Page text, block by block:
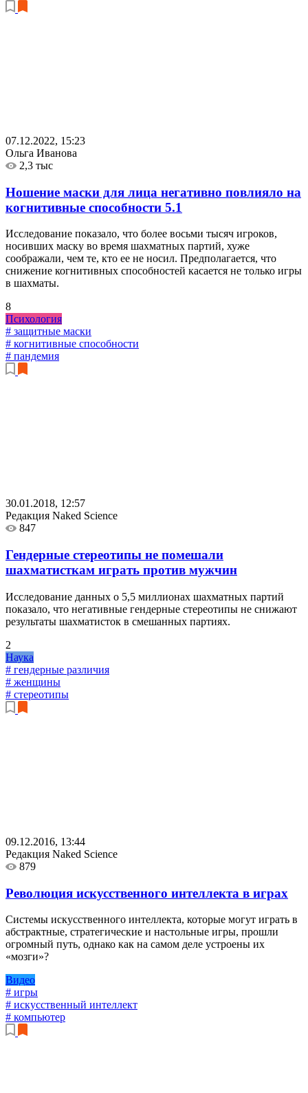
07.12.2022, 15:23
Ольга Иванова
2,3 тыс
Ношение маски для лица негативно повлияло на
когнитивные способности 5.1
Исследование показало, что более восьми тысяч игроков,
носивших маску во время шахматных партий, хуже
соображали, чем те, кто ее не носил. Предполагается, что
снижение когнитивных способностей касается не только игры
в шахматы.
8
Психология
# защитные маски
# когнитивные способности
# пандемия
30.01.2018, 12:57
Редакция Naked Science
847
Гендерные стереотипы не помешали
шахматисткам играть против мужчин
Исследование данных о 5,5 миллионах шахматных партий
показало, что негативные гендерные стереотипы не снижают
результаты шахматисток в смешанных партиях.
2
Наука
# гендерные различия
# женщины
# стереотипы
09.12.2016, 13:44
Редакция Naked Science
879
Революция искусственного интеллекта в играх
Системы искусственного интеллекта, которые могут играть в
абстрактные, стратегические и настольные игры, прошли
огромный путь, однако как на самом деле устроены их
«мозги»?
Видео
# игры
# искусственный интеллект
# компьютер